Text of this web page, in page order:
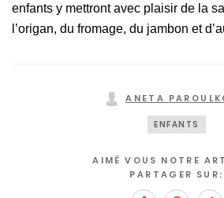
enfants y mettront avec plaisir de la
l’origan, du fromage, du jambon et
ANETA
ENFANTS
AIMÉ VOUS NOTRE
PARTAGER SUR: